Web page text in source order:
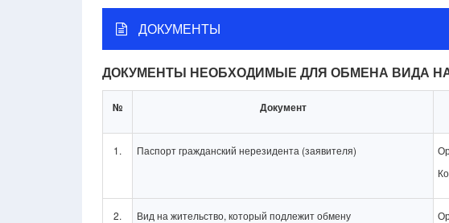
ДОКУМЕНТЫ
ДОКУМЕНТЫ НЕОБХОДИМЫЕ ДЛЯ ОБМЕНА ВИДА
№ Документ
1. Паспорт гражданский нерезидента (заявителя)
2. Вид на жительство, который подлежит обмену